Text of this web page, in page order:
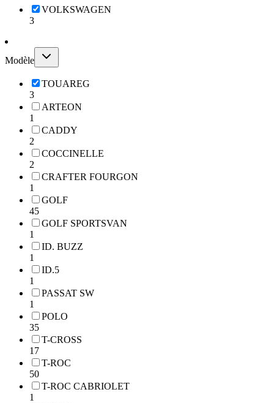
VOLKSWAGEN
3
Modèle
TOUAREG
3
ARTEON
1
CADDY
2
COCCINELLE
2
CRAFTER FOURGON
1
GOLF
45
GOLF SPORTSVAN
1
ID. BUZZ
1
ID.5
1
PASSAT SW
1
POLO
35
T-CROSS
17
T-ROC
50
T-ROC CABRIOLET
1